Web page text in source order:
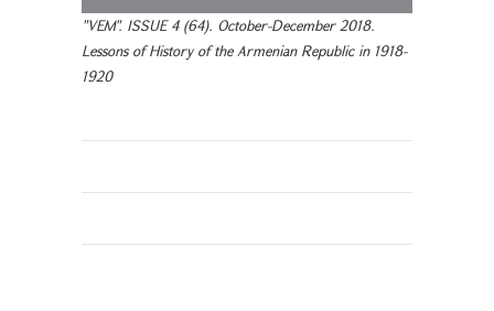
"VEM". ISSUE 4 (64). October-December 2018.
Lessons of History of the Armenian Republic in 1918-
1920